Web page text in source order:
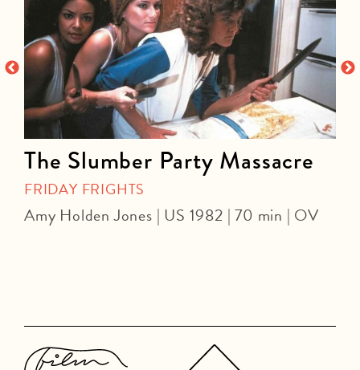
The Slumber Party Massacre
FRIDAY FRIGHTS
Amy Holden Jones | US 1982 | 70 min | OV